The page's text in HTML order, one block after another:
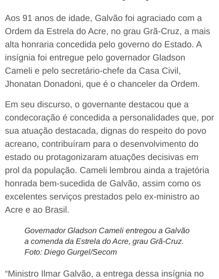
Aos 91 anos de idade, Galvão foi agraciado com a
Ordem da Estrela do Acre, no grau Grã-Cruz, a mais
alta honraria concedida pelo governo do Estado. A
insígnia foi entregue pelo governador Gladson
Cameli e pelo secretário-chefe da Casa Civil,
Jhonatan Donadoni, que é o chanceler da Ordem.
Em seu discurso, o governante destacou que a
condecoração é concedida a personalidades que, por
sua atuação destacada, dignas do respeito do povo
acreano, contribuíram para o desenvolvimento do
estado ou protagonizaram atuações decisivas em
prol da população. Cameli lembrou ainda a trajetória
honrada bem-sucedida de Galvão, assim como os
excelentes serviços prestados pelo ex-ministro ao
Acre e ao Brasil.
Governador Gladson Cameli entregou a Galvão
a comenda da Estrela do Acre, grau Grã-Cruz.
Foto: Diego Gurgel/Secom
“Ministro Ilmar Galvão, a entrega dessa insígnia no